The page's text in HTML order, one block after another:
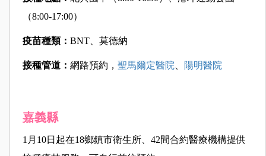
（8:00-17:00）
疫苗種類： BNT、莫德納
接種管道： 網路預約， 聖馬爾定醫院 陽明醫院
嘉義縣
1月10日起在18鄉鎮市衛生所、42間合約醫療機構提供